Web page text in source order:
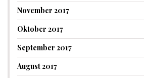
November 2017
Oktober 2017
September 2017
August 2017